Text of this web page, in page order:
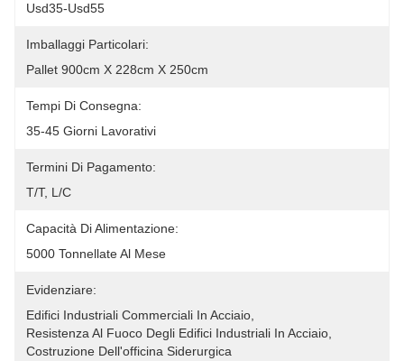
Usd35-Usd55
Imballaggi Particolari:
Pallet 900cm X 228cm X 250cm
Tempi Di Consegna:
35-45 Giorni Lavorativi
Termini Di Pagamento:
T/T, L/C
Capacità Di Alimentazione:
5000 Tonnellate Al Mese
Evidenziare:
Edifici Industriali Commerciali In Acciaio
Resistenza Al Fuoco Degli Edifici Industriali In Acciaio
Costruzione Dell'officina Siderurgica